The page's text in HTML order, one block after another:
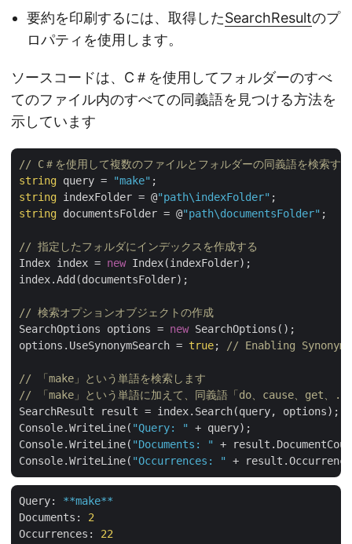
要約を印刷するには、取得したSearchResultのプ
ロパティを使用します。
ソースコードは、C＃を使用してフォルダーのすべ
てのファイル内のすべての同義語を見つける方法を
示しています
// C＃を使用して複数のファイルとフォルダーの同義語を検索する
string query = "make"
string indexFolder = @"path\indexFolder"
string documentsFolder = @"path\documentsFolder" ;
// 指定したフォルダにインデックスを作成する
Index index = new Index(indexFolder);
index.Add(documentsFolder);
// 検索オプションオブジェクトの作成
SearchOptions options = new SearchOptions();
options.UseSynonymSearch = true; // Enabling Synonym
// 「make」という単語を検索します
// 「make」という単語に加えて、同義語「do、cause、get、
SearchResult result = index.Search(query, options);
Console.WriteLine( "Query: "
+ query);
Console.WriteLine( "Documents: "
+
Console.WriteLine( "Occurrences: "
Query:
**make**
Documents:
2
Occurrences:
22